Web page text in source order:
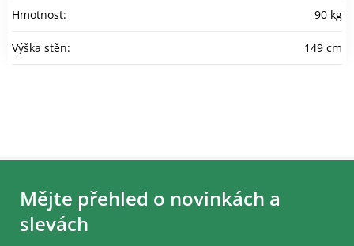
Hmotnost: 90 kg
Výška stěn: 149 cm
Z
Mějte přehled o novinkách a
slevách